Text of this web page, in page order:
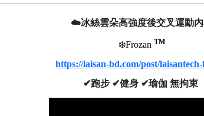
☁️冰絲雲朵高強度後交叉運動
❄️FrozanTM
https://laisan-bd.com/post/
✔跑步 ✔健身 ✔瑜伽 無拘束